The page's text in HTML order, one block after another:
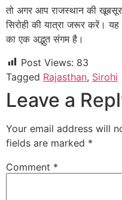
तो अगर आप राजस्थान की
सिरोही की यात्रा जरूर करें। यह
का एक अद्भुत संगम है।
Post Views: 83
Tagged Rajasthan, Sirohi
Leave a
Your email address will
fields are marked *
Comment *